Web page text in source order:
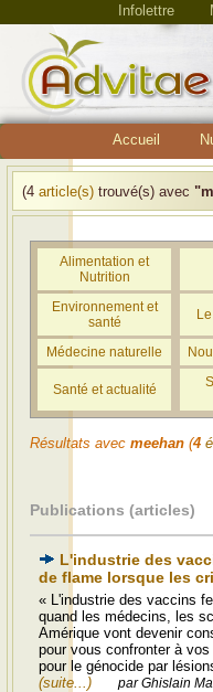
Infolettre
Accueil
(4 article(s) trouvé(s) avec
Alimentation et
Nutrition
Environnement et
santé
Médecine naturelle
Santé et actualité
Résultats avec meehan (4
Publications (articles)
L'industrie des
de flame lorsque les
« L'industrie des vaccins
quand les médecins, les
Amérique vont devenir
pour vous confronter à
pour le génocide par
(suite...)
par Ghislain